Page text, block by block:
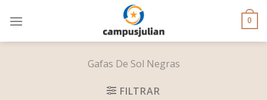
0
Gafas De Sol Negras
FILTRAR